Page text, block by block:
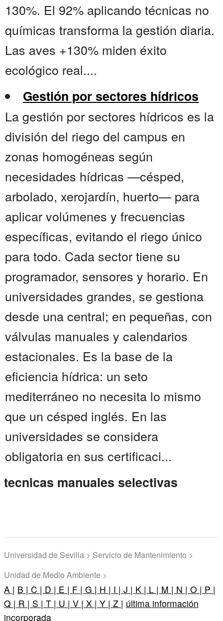
130%. El 92% aplicando técnicas no
químicas transforma la gestión diaria.
Las aves +130% miden éxito
ecológico real....
Gestión por sectores hídricos
La gestión por sectores hídricos es la
división del riego del campus en
zonas homogéneas según
necesidades hídricas —césped,
arbolado, xerojardín, huerto— para
aplicar volúmenes y frecuencias
específicas, evitando el riego único
para todo. Cada sector tiene su
programador, sensores y horario. En
universidades grandes, se gestiona
desde una central; en pequeñas, con
válvulas manuales y calendarios
estacionales. Es la base de la
eficiencia hídrica: un seto
mediterráneo no necesita lo mismo
que un césped inglés. En las
universidades se considera
obligatoria en sus certificaci...
tecnicas manuales selectivas
Universidad de Sevilla > Servicio de Mantenimiento >
Unidad de Medio Ambiente >
A | B | C | D | E | F | G | H | I | J | K | L | M | N | O | P |
Q | R | S | T | U | V | X | Y | Z | última información
incorporada